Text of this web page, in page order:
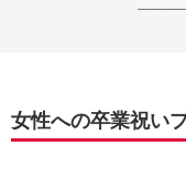
女性への卒業祝い